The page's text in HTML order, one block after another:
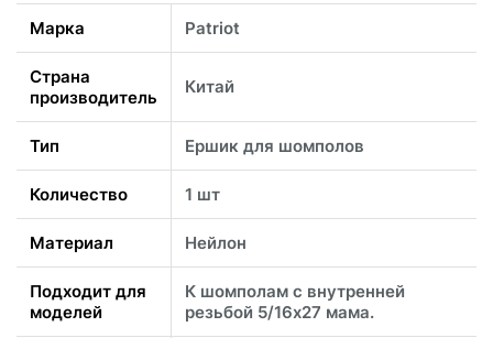
Марка Patriot
Страна
производитель
Китай
Тип Ершик для шомполов
Количество 1 шт
Материал Нейлон
Подходит для
моделей
К шомполам с внутренней
резьбой 5/16x27 мама.